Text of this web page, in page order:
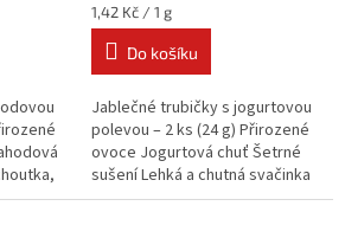
Měrná
cena:
1,42 Kč / 1 g
Do košíku
Jablečné trubičky s jogurtovou
polevou – 2 ks (24 g) Přirozené
ovoce Jogurtová chuť Šetrné
sušení Lehká a chutná svačinka
z pravého ovoce....